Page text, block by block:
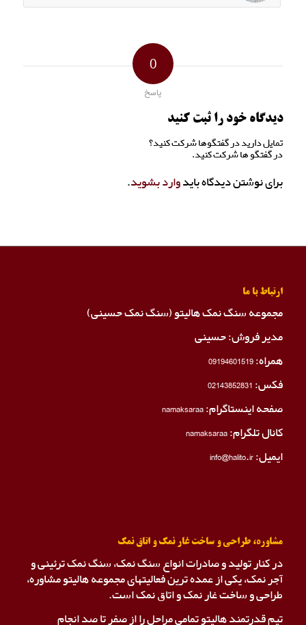
0
پاسخ
دیدگاه خود را ثبت کنید
تمایل دارید در گفتگوها شرکت کنید؟
در گفتگو ها شرکت کنید.
برای نوشتن دیدگاه بایدوارد بشوید.
ارتباط با ما
مجموعه سنگ نمک هالیتو (سنگ نمک حسینی)
مدیر فروش: حسینی
همراه:09194601519
فکس:02143852831
صفحه اینستاگرام:namaksaraa
کانال تلگرام:namaksaraa
ایمیل: info@halito.ir
مشاوره، طراحی و ساخت غار نمک و اتاق نمک
در کنار تولید و صادرات انواع سنگ نمک، سنگ نمک ترئینی و
آجر نمک، یکی از عمده ترین فعالیتهای مجموعه هالیتو مشاوره،
طراحی و ساخت غار نمک و اتاق نمک است.
تیم قدرتمند هالیتو تمامی مراحل را از صفر تا صد انجام